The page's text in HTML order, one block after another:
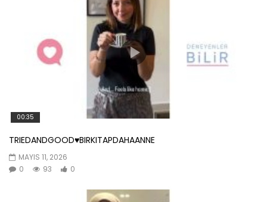
00:35
TRIEDANDGOOD♥️BIRKITAPDAHAANNE
MAYIS 11, 2026
0
93 0